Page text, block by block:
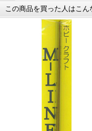
この商品を買った人はこ